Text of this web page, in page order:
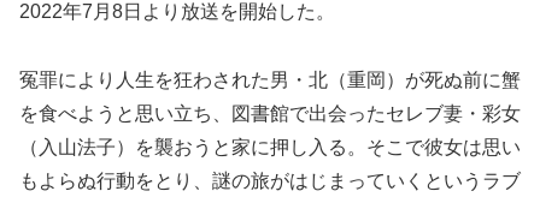
2022年7月8日より放送を開始した。
冤罪により人生を狂わされた男・北（重岡）が死ぬ前に蟹
を食べようと思い立ち、図書館で出会ったセレブ妻・彩女
（入山法子）を襲おうと家に押し入る。そこで彼女は思い
もよらぬ行動をとり、謎の旅がはじまっていくというラブ